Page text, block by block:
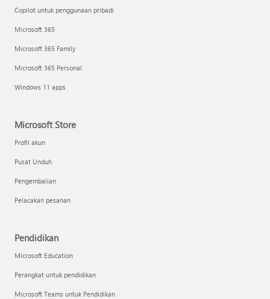
Copilot untuk penggunaan pribadi
Microsoft 365
Microsoft 365 Family
Microsoft 365 Personal
Windows 11 apps
Microsoft Store
Profil akun
Pusat Unduh
Pengembalian
Pelacakan pesanan
Pendidikan
Microsoft Education
Perangkat untuk pendidikan
Microsoft Teams untuk Pendidikan